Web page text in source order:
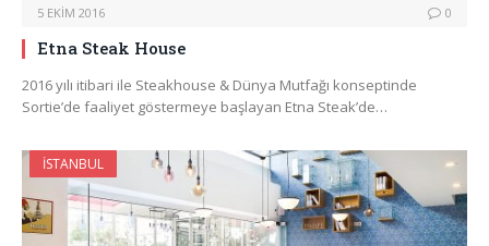
5 EKIM 2016 0
Etna Steak House
2016 yılı itibari ile Steakhouse & Dünya Mutfağı konseptinde
Sortie’de faaliyet göstermeye başlayan Etna Steak’de…
İSTANBUL